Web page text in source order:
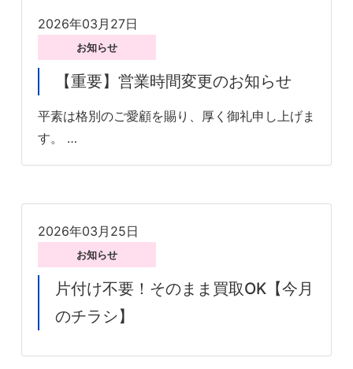
2026年03月27日
お知らせ
【重要】営業時間変更のお知らせ
平素は格別のご愛顧を賜り、厚く御礼申し上げま
す。 …
2026年03月25日
お知らせ
片付け不要！そのまま買取OK【今月
のチラシ】